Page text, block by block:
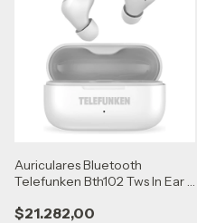
Auriculares Bluetooth
Telefunken Bth102 Tws In Ear -
$21.282,00